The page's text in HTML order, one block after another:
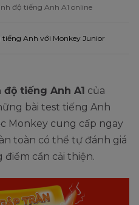
độ tiếng Anh A1 online
Anh với Monkey Junior
tiếng Anh A1 của
bài test tiếng Anh
Monkey cung cấp ngay
toàn có thể tự đánh giá
cần cải thiện.